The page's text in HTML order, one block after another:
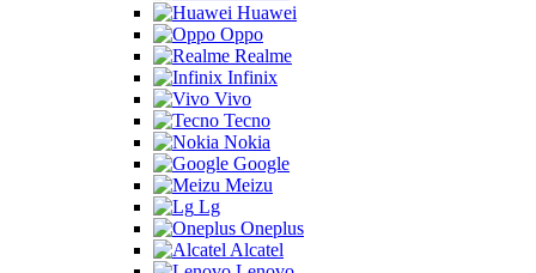
Huawei
Oppo
Realme
Infinix
Vivo
Tecno
Nokia
Google
Meizu
Lg
Oneplus
Alcatel